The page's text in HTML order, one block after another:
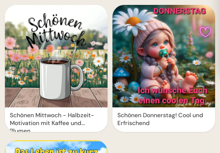
Schönen Mittwoch - Halbzeit-
Motivation mit Kaffee und
Blumen
Schönen Donnerstag! Cool und
Erfrischend